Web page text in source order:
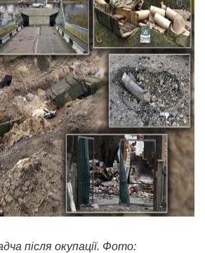
після окупації. Фото: